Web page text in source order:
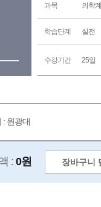
과목 의학
학습단계 실전
수강기간 25일
: 원광대
: 0원 장바구니